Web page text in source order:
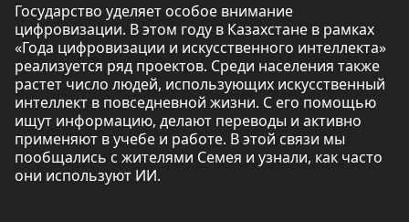
Государство уделяет особое внимание
цифровизации. В этом году в Казахстане в рамках
«Года цифровизации и искусственного интеллекта»
реализуется ряд проектов. Среди населения также
растет число людей, использующих искусственный
интеллект в повседневной жизни. С его помощью
ищут информацию, делают переводы и активно
применяют в учебе и работе. В этой связи мы
пообщались с жителями Семея и узнали, как часто
они используют ИИ.